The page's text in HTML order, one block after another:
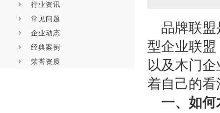
行业资讯
常见问题
企业动态
经典案例
荣誉资质
品牌联
型企业联盟
以及木门
着自己的看
一、如